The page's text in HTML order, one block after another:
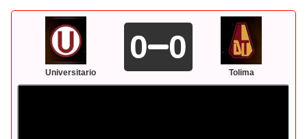
Universitario
0 0
Tolima